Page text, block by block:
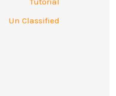
Un Classified